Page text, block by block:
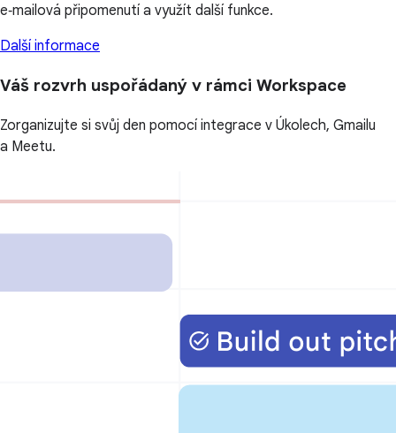
e‑mailová připomenutí a využít další funkce.
Další informace
Váš rozvrh uspořádaný v rámci Workspace
Zorganizujte si svůj den pomocí integrace v Úkolech, Gmailu
a Meetu.